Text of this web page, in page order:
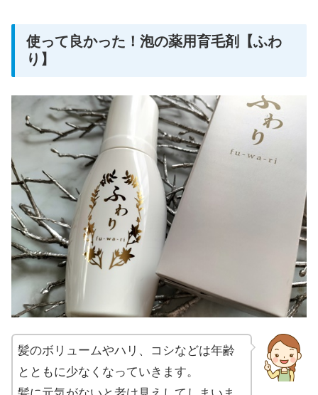
使って良かった！泡の薬用育毛剤【ふわ
り】
髪のボリュームやハリ、コシなどは年齢
とともに少なくなっていきます。